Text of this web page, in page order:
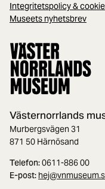
Integritetspolicy &
Museets nyhetsbrev
Västernorrlands
Murbergsvägen 31
871 50 Härnösand
Telefon:0611-886 00
E-post: